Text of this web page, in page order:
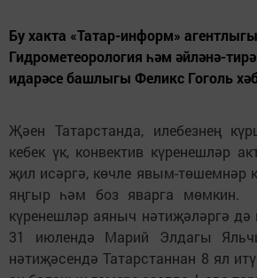
Бу хакта «Татар-информ»
Гидрометеорология һәм әйләнә-
идарәсе башлыгы Феликс Гоголь
Җәен Татарстанда, илебезнең
кебек үк, конвектив күренешләр
җил исәргә, көчле явым-төшемнәр
яңгыр һәм боз яварга мөмкин.
күренешләр аяныч нәтиҗәләргә дә
31 июлендә Марий Элдагы
нәтиҗәсендә Татарстаннан 8 ял